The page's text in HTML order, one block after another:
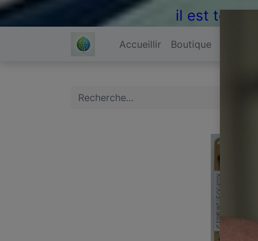
il est
Accueillir Boutique